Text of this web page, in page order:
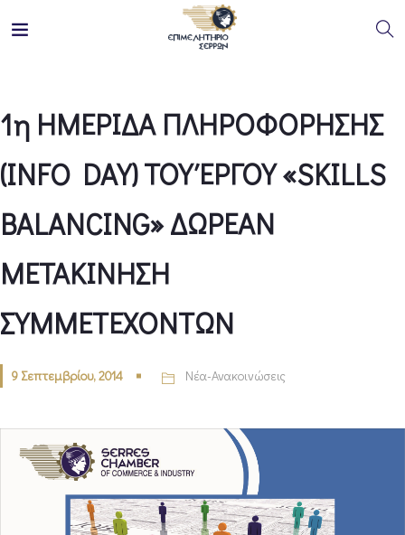
1η ΗΜΕΡΙΔΑ ΠΛΗΡΟΦΟΡΗΣΗΣ
(INFO DAY) ΤΟΥ ΈΡΓΟΥ «SKILLS
BALANCING» ΔΩΡΕΑΝ
ΜΕΤΑΚΙΝΗΣΗ
ΣΥΜΜΕΤΕΧΟΝΤΩΝ
9 Σεπτεμβρίου, 2014 Νέα-Ανακοινώσεις